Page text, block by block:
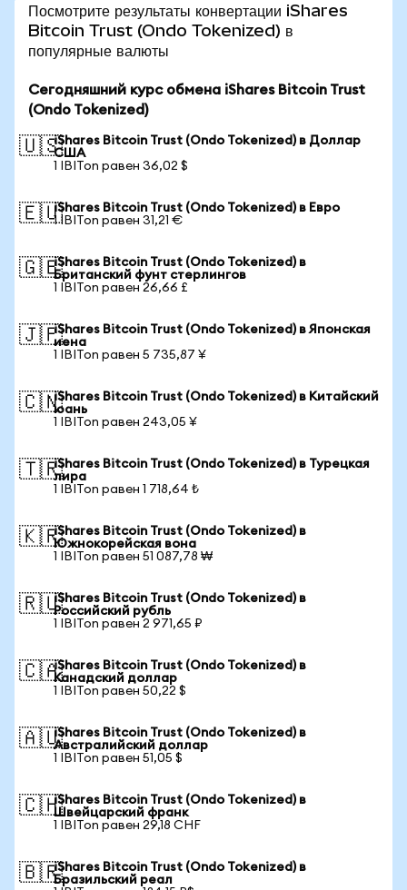
Посмотрите результаты конвертации iShares
Bitcoin Trust (Ondo Tokenized) в
популярные валюты
Сегодняшний курс обмена iShares Bitcoin Trust
(Ondo Tokenized)
🇺🇸iShares Bitcoin Trust (Ondo Tokenized) в Доллар
США
1 IBITon равен 36,02 $
🇪🇺iShares Bitcoin Trust (Ondo Tokenized) в Евро
1 IBITon равен 31,21 €
🇬🇧iShares Bitcoin Trust (Ondo Tokenized) в
Британский фунт стерлингов
1 IBITon равен 26,66 £
🇯🇵iShares Bitcoin Trust (Ondo Tokenized) в Японская
иена
1 IBITon равен 5 735,87 ¥
🇨🇳iShares Bitcoin Trust (Ondo Tokenized) в Китайский
юань
1 IBITon равен 243,05 ¥
🇹🇷iShares Bitcoin Trust (Ondo Tokenized) в Турецкая
лира
1 IBITon равен 1 718,64 ₺
🇰🇷iShares Bitcoin Trust (Ondo Tokenized) в
Южнокорейская вона
1 IBITon равен 51 087,78 ₩
🇷🇺iShares Bitcoin Trust (Ondo Tokenized) в
Российский рубль
1 IBITon равен 2 971,65 ₽
🇨🇦iShares Bitcoin Trust (Ondo Tokenized) в
Канадский доллар
1 IBITon равен 50,22 $
🇦🇺iShares Bitcoin Trust (Ondo Tokenized) в
Австралийский доллар
1 IBITon равен 51,05 $
🇨🇭iShares Bitcoin Trust (Ondo Tokenized) в
Швейцарский франк
1 IBITon равен 29,18 CHF
🇧🇷iShares Bitcoin Trust (Ondo Tokenized) в
Бразильский реал